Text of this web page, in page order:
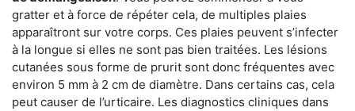
gratter et à force de répéter cela, de multiples plaies
apparaîtront sur votre corps. Ces plaies peuvent s’infecter
à la longue si elles ne sont pas bien traitées. Les lésions
cutanées sous forme de prurit sont donc fréquentes avec
environ 5 mm à 2 cm de diamètre. Dans certains cas, cela
peut causer de l’urticaire. Les diagnostics cliniques dans